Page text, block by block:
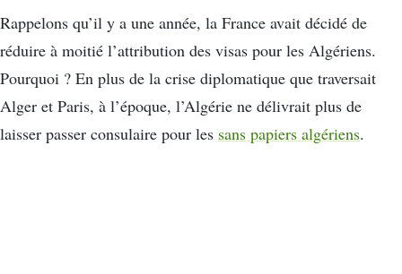
Rappelons qu’il y a une année, la France avait décidé de
réduire à moitié l’attribution des visas pour les Algériens.
Pourquoi ? En plus de la crise diplomatique que traversait
Alger et Paris, à l’époque, l’Algérie ne délivrait plus de
laisser passer consulaire pour les sans papiers algériens.